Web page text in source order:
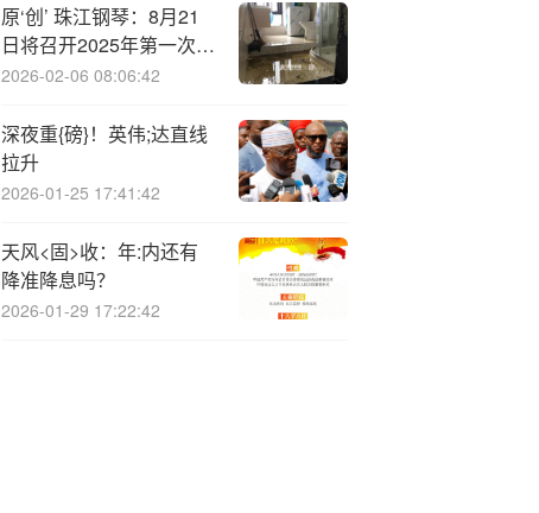
原‘创’ 珠江钢琴：8月21
日将召开2025年第一次临
时股东大会
2026-02-06 08:06:42
深夜重{磅}！英伟;达直线
拉升
2026-01-25 17:41:42
天风<固>收：年:内还有
降准降息吗？
2026-01-29 17:22:42